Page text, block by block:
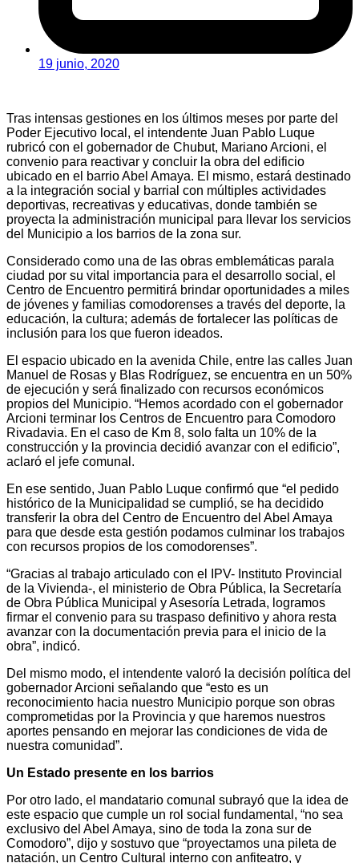
19 junio, 2020
Tras intensas gestiones en los últimos meses por parte del
Poder Ejecutivo local, el intendente Juan Pablo Luque
rubricó con el gobernador de Chubut, Mariano Arcioni, el
convenio para reactivar y concluir la obra del edificio
ubicado en el barrio Abel Amaya. El mismo, estará destinado
a la integración social y barrial con múltiples actividades
deportivas, recreativas y educativas, donde también se
proyecta la administración municipal para llevar los servicios
del Municipio a los barrios de la zona sur.
Considerado como una de las obras emblemáticas parala
ciudad por su vital importancia para el desarrollo social, el
Centro de Encuentro permitirá brindar oportunidades a miles
de jóvenes y familias comodorenses a través del deporte, la
educación, la cultura; además de fortalecer las políticas de
inclusión para los que fueron ideados.
El espacio ubicado en la avenida Chile, entre las calles Juan
Manuel de Rosas y Blas Rodríguez, se encuentra en un 50%
de ejecución y será finalizado con recursos económicos
propios del Municipio. “Hemos acordado con el gobernador
Arcioni terminar los Centros de Encuentro para Comodoro
Rivadavia. En el caso de Km 8, solo falta un 10% de la
construcción y la provincia decidió avanzar con el edificio”,
aclaró el jefe comunal.
En ese sentido, Juan Pablo Luque confirmó que “el pedido
histórico de la Municipalidad se cumplió, se ha decidido
transferir la obra del Centro de Encuentro del Abel Amaya
para que desde esta gestión podamos culminar los trabajos
con recursos propios de los comodorenses”.
“Gracias al trabajo articulado con el IPV- Instituto Provincial
de la Vivienda-, el ministerio de Obra Pública, la Secretaría
de Obra Pública Municipal y Asesoría Letrada, logramos
firmar el convenio para su traspaso definitivo y ahora resta
avanzar con la documentación previa para el inicio de la
obra”, indicó.
Del mismo modo, el intendente valoró la decisión política del
gobernador Arcioni señalando que “esto es un
reconocimiento hacia nuestro Municipio porque son obras
comprometidas por la Provincia y que haremos nuestros
aportes pensando en mejorar las condiciones de vida de
nuestra comunidad”.
Un Estado presente en los barrios
Por otro lado, el mandatario comunal subrayó que la idea de
este espacio que cumple un rol social fundamental, “no sea
exclusivo del Abel Amaya, sino de toda la zona sur de
Comodoro”, dijo y sostuvo que “proyectamos una pileta de
natación, un Centro Cultural interno con anfiteatro, y